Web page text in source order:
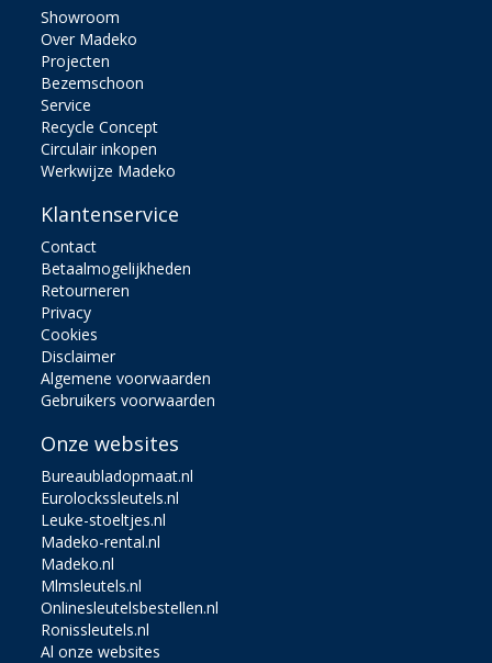
Showroom
Over Madeko
Projecten
Bezemschoon
Service
Recycle Concept
Circulair inkopen
Werkwijze Madeko
Klantenservice
Contact
Betaalmogelijkheden
Retourneren
Privacy
Cookies
Disclaimer
Algemene voorwaarden
Gebruikers voorwaarden
Onze websites
Bureaubladopmaat.nl
Eurolockssleutels.nl
Leuke-stoeltjes.nl
Madeko-rental.nl
Madeko.nl
Mlmsleutels.nl
Onlinesleutelsbestellen.nl
Ronissleutels.nl
Al onze websites